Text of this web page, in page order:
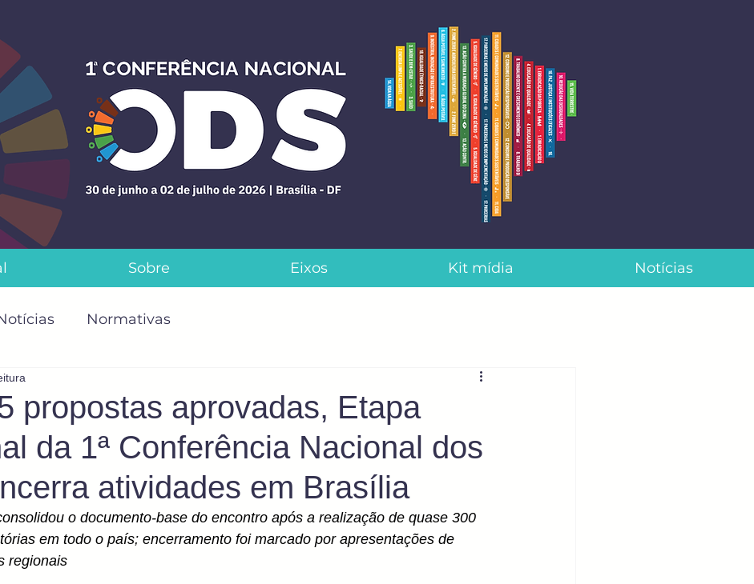
Sobre Eixos Kit mídia Notícias
Normativas
propostas aprovadas, Etapa
da 1ª Conferência Nacional dos
atividades em Brasília
o documento-base do encontro após a realização de quase 300
em todo o país; encerramento foi marcado por apresentações de
regionais